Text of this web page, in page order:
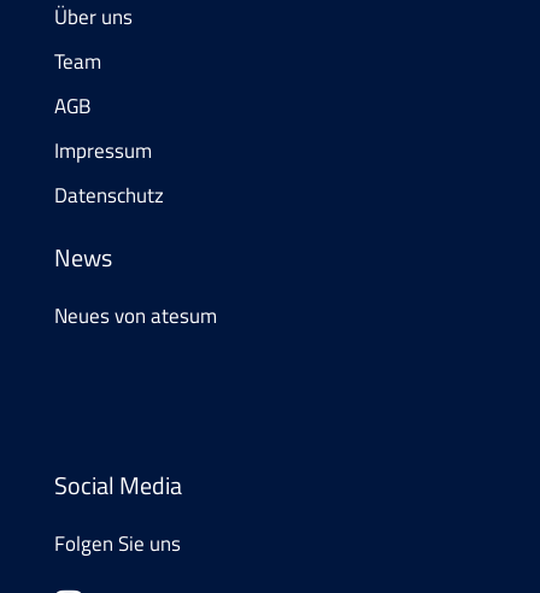
Über uns
Team
AGB
Impressum
Datenschutz
News
Neues von atesum
Social Media
Folgen Sie uns